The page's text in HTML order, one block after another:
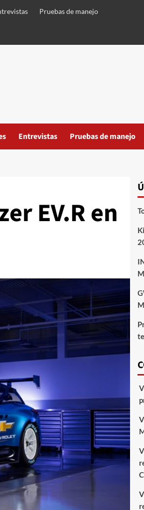
Pruebas de manejo
Entrevistas Pruebas de manejo
EV.R en